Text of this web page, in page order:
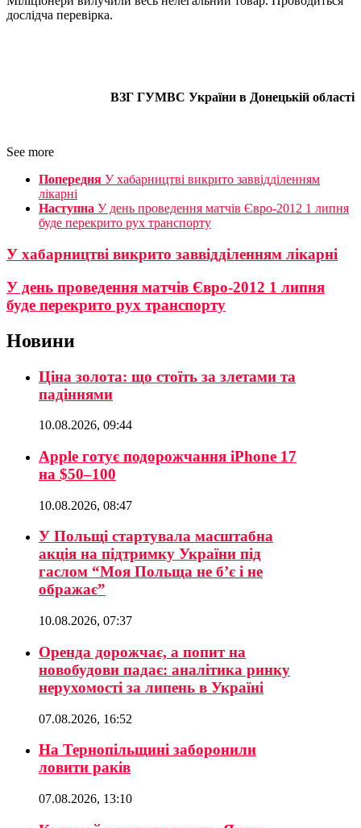
дослідча перевірка.
ВЗГ ГУМВС України в Донецькій області
See more
Попередня У хабарництві викрито заввідділенням
лікарні
Наступна У день проведення матчів Євро-2012 1 липня
буде перекрито рух транспорту
У хабарництві викрито заввідділенням лікарні
У день проведення матчів Євро-2012 1 липня
буде перекрито рух транспорту
Новини
Ціна золота: що стоїть за злетами та
падіннями
10.08.2026, 09:44
Apple готує подорожчання iPhone 17
на $50–100
10.08.2026, 08:47
У Польщі стартувала масштабна
акція на підтримку України під
гаслом “Моя Польща не б’є і не
ображає”
10.08.2026, 07:37
Оренда дорожчає, а попит на
новобудови падає: аналітика ринку
нерухомості за липень в Україні
07.08.2026, 16:52
На Тернопільщині заборонили
ловити раків
07.08.2026, 13:10